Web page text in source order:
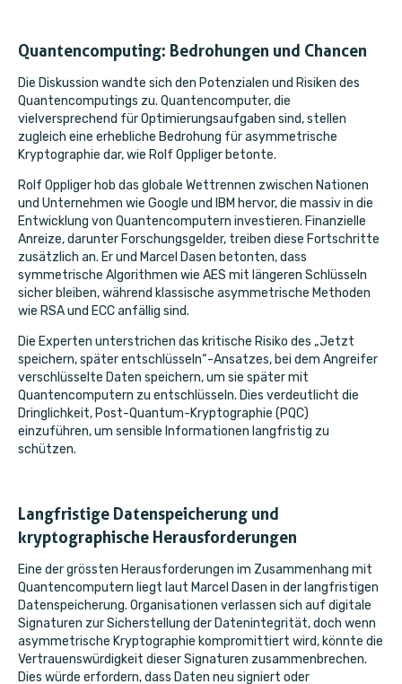
Quantencomputing: Bedrohungen und Chancen
Die Diskussion wandte sich den Potenzialen und Risiken des
Quantencomputings zu. Quantencomputer, die
vielversprechend für Optimierungsaufgaben sind, stellen
zugleich eine erhebliche Bedrohung für asymmetrische
Kryptographie dar, wie Rolf Oppliger betonte.
Rolf Oppliger hob das globale Wettrennen zwischen Nationen
und Unternehmen wie Google und IBM hervor, die massiv in die
Entwicklung von Quantencomputern investieren. Finanzielle
Anreize, darunter Forschungsgelder, treiben diese Fortschritte
zusätzlich an. Er und Marcel Dasen betonten, dass
symmetrische Algorithmen wie AES mit längeren Schlüsseln
sicher bleiben, während klassische asymmetrische Methoden
wie RSA und ECC anfällig sind.
Die Experten unterstrichen das kritische Risiko des „Jetzt
speichern, später entschlüsseln“-Ansatzes, bei dem Angreifer
verschlüsselte Daten speichern, um sie später mit
Quantencomputern zu entschlüsseln. Dies verdeutlicht die
Dringlichkeit, Post-Quantum-Kryptographie (PQC)
einzuführen, um sensible Informationen langfristig zu
schützen.
Langfristige Datenspeicherung und
kryptographische Herausforderungen
Eine der grössten Herausforderungen im Zusammenhang mit
Quantencomputern liegt laut Marcel Dasen in der langfristigen
Datenspeicherung. Organisationen verlassen sich auf digitale
Signaturen zur Sicherstellung der Datenintegrität, doch wenn
asymmetrische Kryptographie kompromittiert wird, könnte die
Vertrauenswürdigkeit dieser Signaturen zusammenbrechen.
Dies würde erfordern, dass Daten neu signiert oder